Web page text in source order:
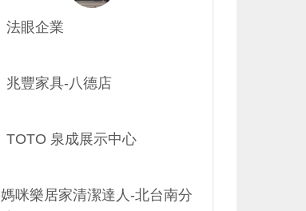
法眼企業
兆豐家具-八德店
TOTO 泉成展示中心
媽咪樂居家清潔達人-北台南分